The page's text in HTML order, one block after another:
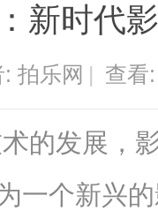
新时代
拍乐网 | 查
的发展，
一个新兴